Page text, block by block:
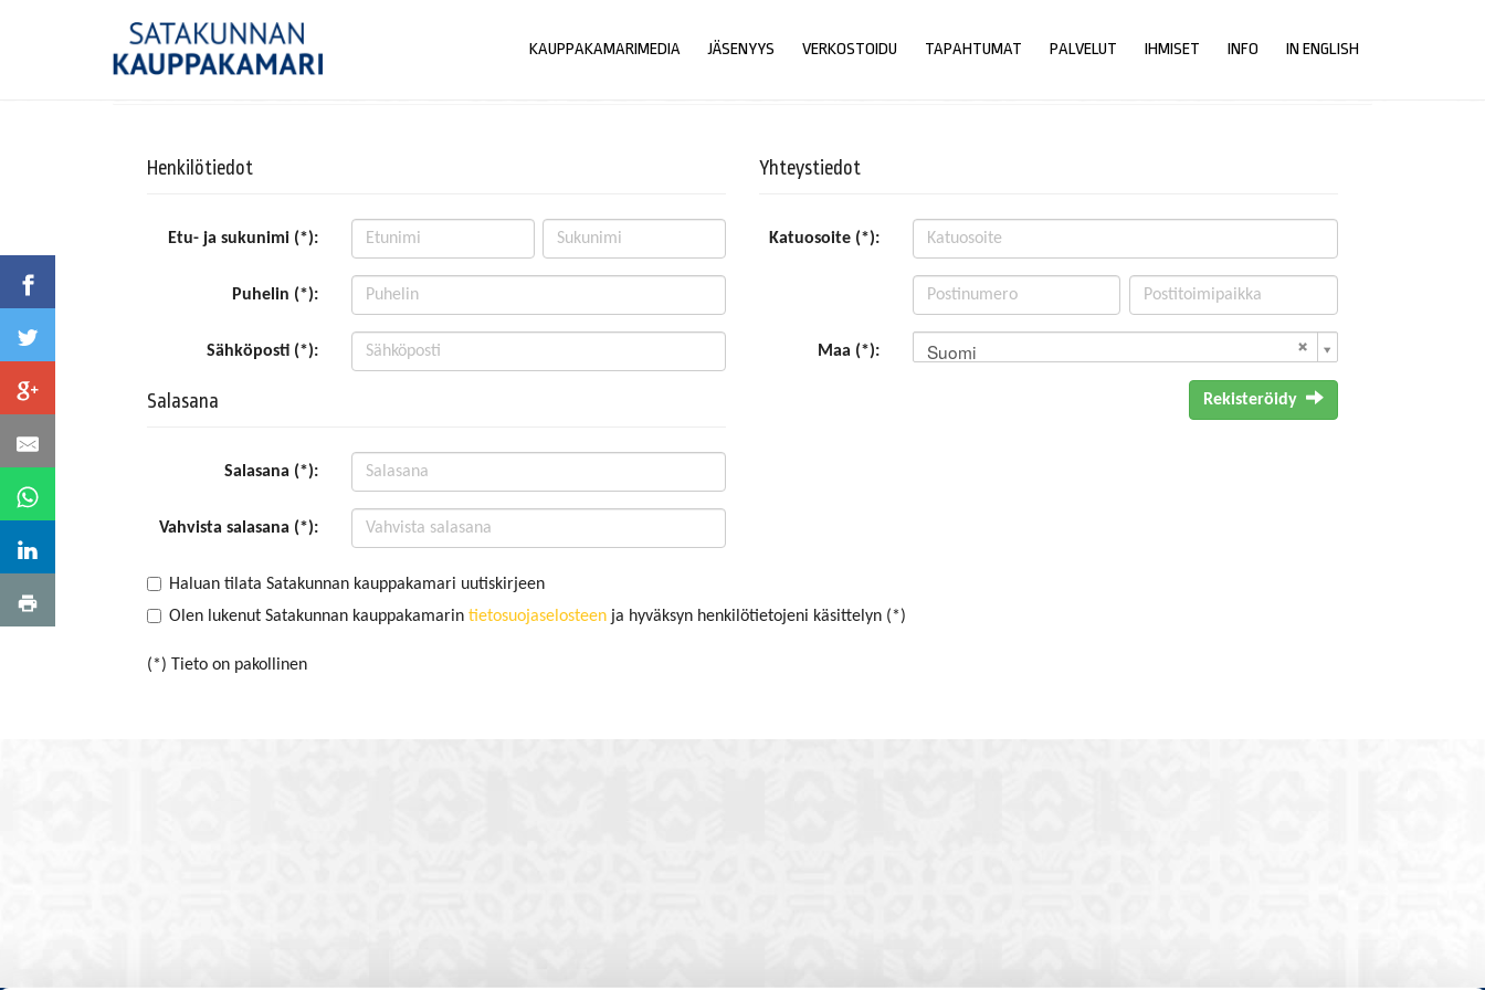
KAUPPAKAMARIMEDIA JÄSENYYS VERKOSTOIDU TAPAHTUMAT PALVELUT IHMISET INFO IN ENGLISH
Henkilötiedot
Etu- ja sukunimi (*):
Puhelin (*):
Sähköposti (*):
Salasana
Salasana (*):
Vahvista salasana (*):
Yhteystiedot
Katuosoite (*):
Maa (*): Suomi
Rekisteröidy
Haluan tilata Satakunnan kauppakamari uutiskirjeen
Olen lukenut Satakunnan kauppakamarin tietosuojaselosteen ja hyväksyn henkilötietojeni käsittelyn (*)
(*) Tieto on pakollinen